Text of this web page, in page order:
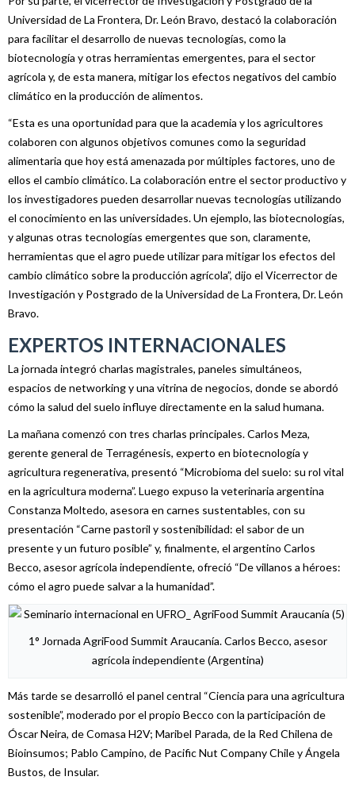
Universidad de La Frontera, Dr. León Bravo, destacó la colaboración
para facilitar el desarrollo de nuevas tecnologías, como la
biotecnología y otras herramientas emergentes, para el sector
agrícola y, de esta manera, mitigar los efectos negativos del cambio
climático en la producción de alimentos.
“Esta es una oportunidad para que la academia y los agricultores
colaboren con algunos objetivos comunes como la seguridad
alimentaria que hoy está amenazada por múltiples factores, uno de
ellos el cambio climático. La colaboración entre el sector productivo y
los investigadores pueden desarrollar nuevas tecnologías utilizando
el conocimiento en las universidades. Un ejemplo, las biotecnologías,
y algunas otras tecnologías emergentes que son, claramente,
herramientas que el agro puede utilizar para mitigar los efectos del
cambio climático sobre la producción agrícola”, dijo el Vicerrector de
Investigación y Postgrado de la Universidad de La Frontera, Dr. León
Bravo.
EXPERTOS INTERNACIONALES
La jornada integró charlas magistrales, paneles simultáneos,
espacios de networking y una vitrina de negocios, donde se abordó
cómo la salud del suelo influye directamente en la salud humana.
La mañana comenzó con tres charlas principales. Carlos Meza,
gerente general de Terragénesis, experto en biotecnología y
agricultura regenerativa, presentó “Microbioma del suelo: su rol vital
en la agricultura moderna”. Luego expuso la veterinaria argentina
Constanza Moltedo, asesora en carnes sustentables, con su
presentación “Carne pastoril y sostenibilidad: el sabor de un
presente y un futuro posible” y, finalmente, el argentino Carlos
Becco, asesor agrícola independiente, ofreció “De villanos a héroes:
cómo el agro puede salvar a la humanidad”.
1° Jornada AgriFood Summit Araucanía. Carlos Becco, asesor
agrícola independiente (Argentina)
Más tarde se desarrolló el panel central “Ciencia para una agricultura
sostenible”, moderado por el propio Becco con la participación de
Óscar Neira, de Comasa H2V; Maribel Parada, de la Red Chilena de
Bioinsumos; Pablo Campino, de Pacific Nut Company Chile y Ángela
Bustos, de Insular.